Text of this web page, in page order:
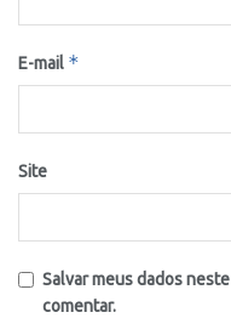
E-mail *
Site
Salvar meus dados
comentar.